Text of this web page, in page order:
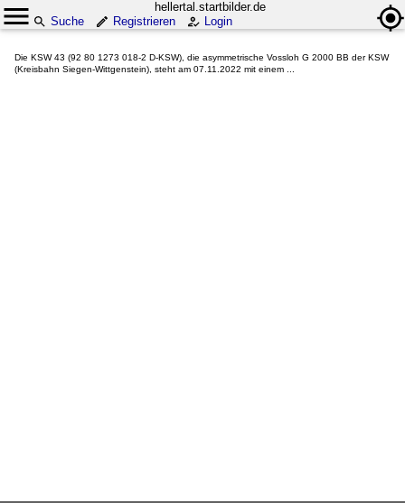
hellertal.startbilder.de
Suche
Registrieren Login
Die KSW 43 (92 80 1273 018-2 D-KSW), die asymmetrische Vossloh G 2000 BB der KSW
(Kreisbahn Siegen-Wittgenstein), steht am 07.11.2022 mit einem ...